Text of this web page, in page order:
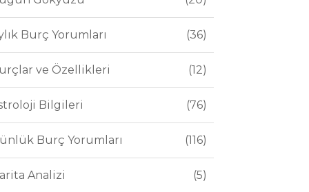
Burç Yorumları 36
ve Özellikleri 12
Bilgileri 76
Burç Yorumları 116
Analizi 5